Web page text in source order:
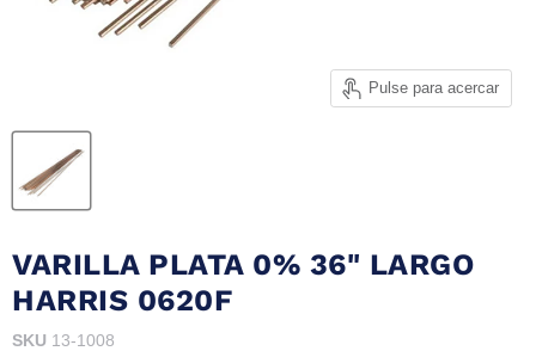
Pulse para acercar
VARILLA PLATA 0% 36" LARGO
HARRIS 0620F
SKU 13-1008